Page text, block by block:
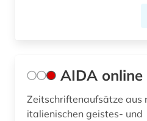
bulgarien (1)
AIDA online
Zeitschriftenaufsätze aus
italienischen geistes- und